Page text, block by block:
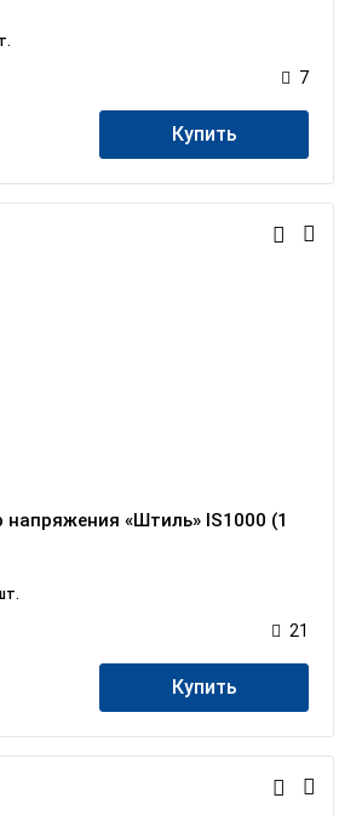
7
Купить
напряжения «Штиль» IS1000 (1
21
Купить